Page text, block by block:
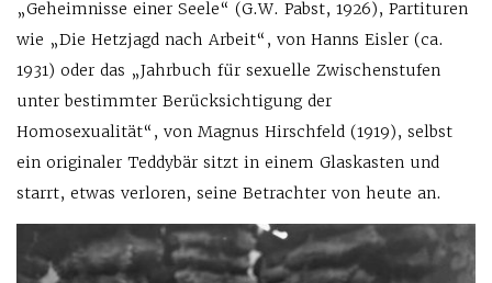
„Geheimnisse einer Seele“ (G.W. Pabst, 1926), Partituren
wie „Die Hetzjagd nach Arbeit“, von Hanns Eisler (ca.
1931) oder das „Jahrbuch für sexuelle Zwischenstufen
unter bestimmter Berücksichtigung der
Homosexualität“, von Magnus Hirschfeld (1919), selbst
ein originaler Teddybär sitzt in einem Glaskasten und
starrt, etwas verloren, seine Betrachter von heute an.